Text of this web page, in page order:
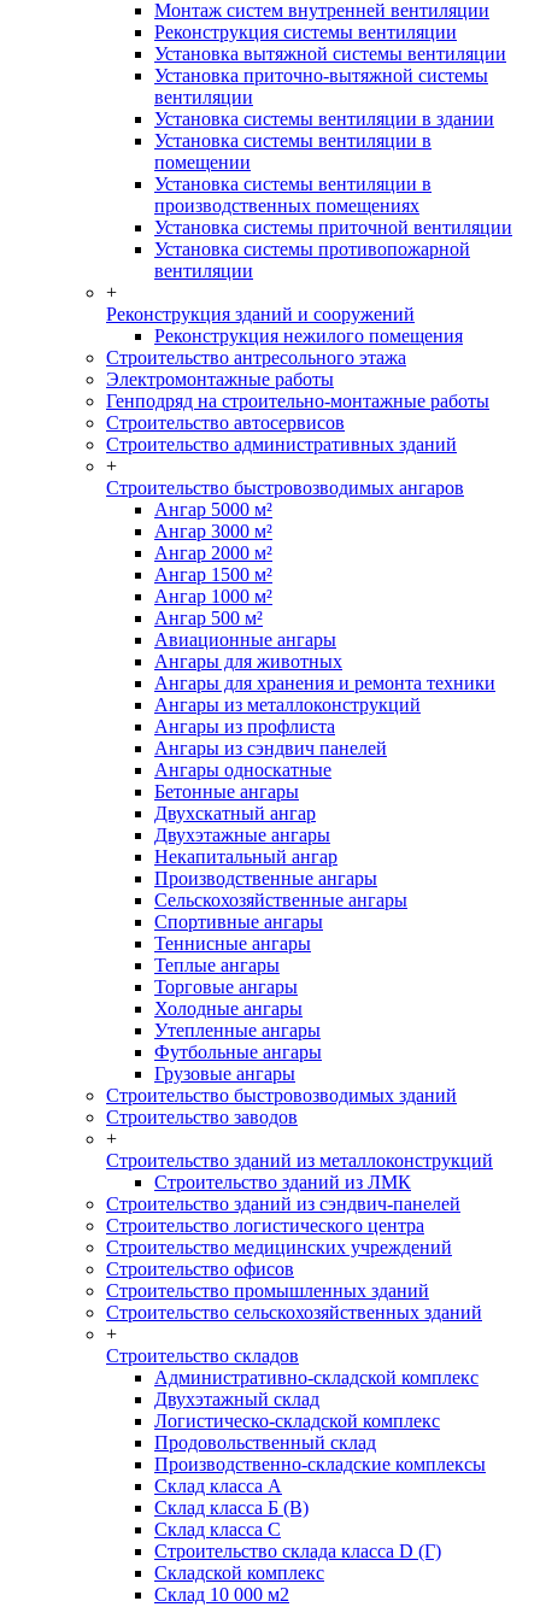
Монтаж систем внутренней вентиляции
Реконструкция системы вентиляции
Установка вытяжной системы вентиляции
Установка приточно-вытяжной системы
вентиляции
Установка системы вентиляции в здании
Установка системы вентиляции в
помещении
Установка системы вентиляции в
производственных помещениях
Установка системы приточной вентиляции
Установка системы противопожарной
вентиляции
+
Реконструкция зданий и сооружений
Реконструкция нежилого помещения
Строительство антресольного этажа
Электромонтажные работы
Генподряд на строительно-монтажные работы
Строительство автосервисов
Строительство административных зданий
+
Строительство быстровозводимых ангаров
Ангар 5000 м²
Ангар 3000 м²
Ангар 2000 м²
Ангар 1500 м²
Ангар 1000 м²
Ангар 500 м²
Авиационные ангары
Ангары для животных
Ангары для хранения и ремонта техники
Ангары из металлоконструкций
Ангары из профлиста
Ангары из сэндвич панелей
Ангары односкатные
Бетонные ангары
Двухскатный ангар
Двухэтажные ангары
Некапитальный ангар
Производственные ангары
Сельскохозяйственные ангары
Спортивные ангары
Теннисные ангары
Теплые ангары
Торговые ангары
Холодные ангары
Утепленные ангары
Футбольные ангары
Грузовые ангары
Строительство быстровозводимых зданий
Строительство заводов
+
Строительство зданий из металлоконструкций
Строительство зданий из ЛМК
Строительство зданий из сэндвич-панелей
Строительство логистического центра
Строительство медицинских учреждений
Строительство офисов
Строительство промышленных зданий
Строительство сельскохозяйственных зданий
+
Строительство складов
Административно-складской комплекс
Двухэтажный склад
Логистическо-складской комплекс
Продовольственный склад
Производственно-складские комплексы
Склад класса А
Склад класса Б (B)
Склад класса С
Строительство склада класса D (Г)
Складской комплекс
Склад 10 000 м2